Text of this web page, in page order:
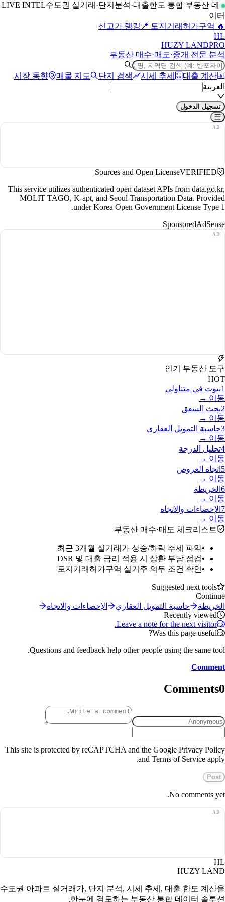
LIVE INTEL
수도권 실거래·단지분석·대출한도 통합 부동산 데
이터
🔥 신고가 랭킹
📍 토지거래허가구역
HL
HUZY LANDPRO
부동산 매수·매도·중개 전문 분석
시장 동향 매물 지도 단지 검색 시세 추세
대출 계산
العربية
تسجيل الدخول
Sources and Open LicenseVERIFIED
This service utilizes authenticated open dataset APIs from data.go.kr,
MOLIT TAGO, K-apt, and Seoul Transportation Data. Provided
under Korea Open Government License Type 1.
SponsoredAdSense
인기 부동산 도구
HOT
1بيوت في متناولي
이동 →
2بحث الشقق
이동 →
3حاسبة التمويل العقاري
이동 →
4تحليل الدرجة
이동 →
5 اتجاه العروض
이동 →
6 الخريطة
이동 →
7 الإحصاءات والاتجاه
이동 →
부동산 매수·매도 체크리스트
•
최근 3개월 실거래가 상승/하락 추세 파악
•
DSR 및 대출 금리 적용 시 상환 부담 점검
•
토지거래허가구역 실거주 의무 조건 확인
Suggested next tools
Continue
الخريطة
حاسبة التمويل العقاري
الإحصاءات والاتجاه
Recently viewed
Leave a note for the next visitor.
Was this page useful?
Questions and feedback help other people using the same tool.
Comment
Comments0
This site is protected by reCAPTCHA and the Google Privacy Policy
and Terms of Service apply.
Post
No comments yet.
HL
HUZY LAND
수도권 아파트 실거래가, 단지 분석, 시세 추세, 대출 한도 계산을
한눈에 검토하는 부동산 통합 데이터 솔루션.